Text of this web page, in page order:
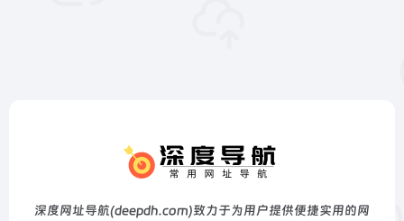
深度网址导航(deepdh.com)致力于为用户提供便捷实用的网